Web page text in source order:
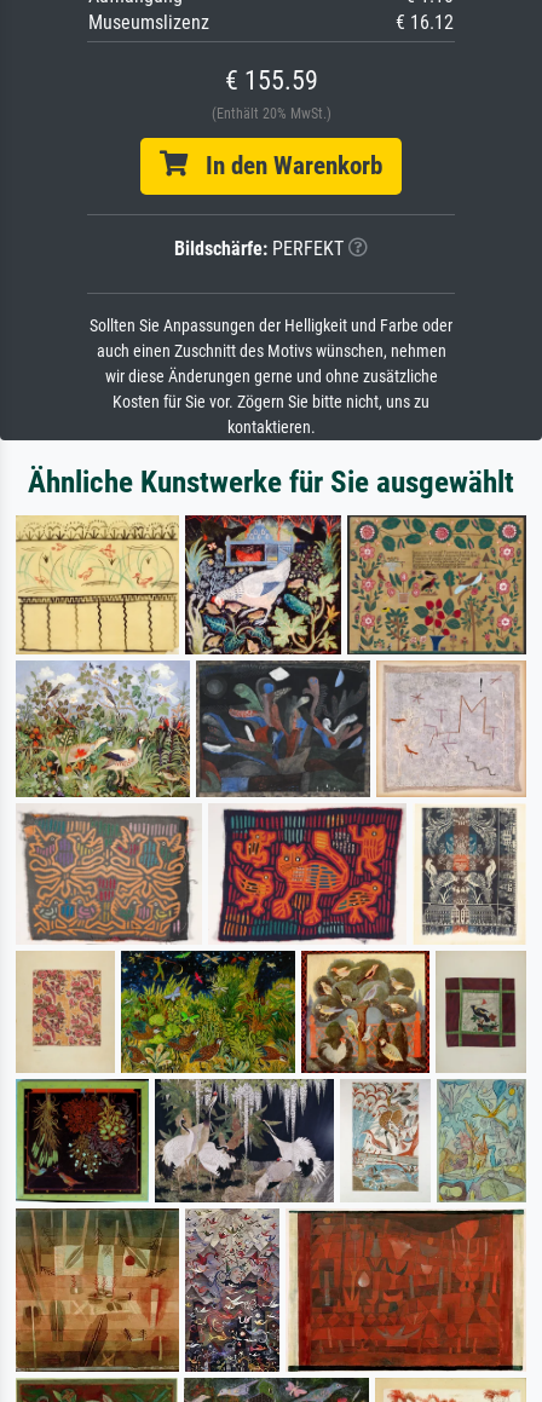
Museumslizenz
€ 16.12
€ 155.59
(Enthält 20% MwSt.)
In den Warenkorb
Bildschärfe: PERFEKT
Sollten Sie Anpassungen der Helligkeit und Farbe oder
auch einen Zuschnitt des Motivs wünschen, nehmen
wir diese Änderungen gerne und ohne zusätzliche
Kosten für Sie vor. Zögern Sie bitte nicht, uns zu
kontaktieren.
Ähnliche Kunstwerke für Sie ausgewählt